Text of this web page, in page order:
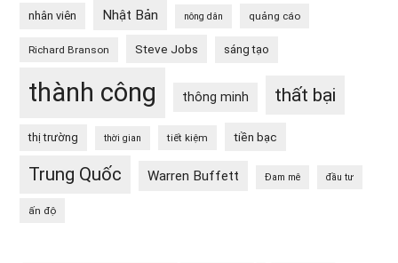
nhân viên Nhật Bản nông dân quảng cáo
Richard Branson Steve Jobs sáng tạo
thành công thông minh thất bại
thị trường thời gian tiết kiệm tiền bạc
Trung Quốc Warren Buffett Đam mê đầu tư
ấn độ